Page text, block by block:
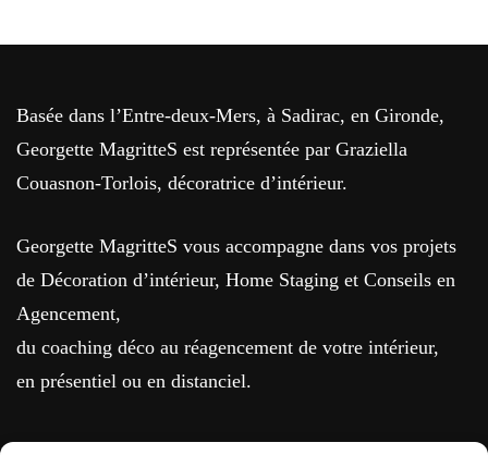
Basée dans l’Entre-deux-Mers, à Sadirac, en Gironde,
Georgette MagritteS est représentée par Graziella
Couasnon-Torlois, décoratrice d’intérieur.
Georgette MagritteS vous accompagne dans vos projets
de Décoration d’intérieur, Home Staging et Conseils en
Agencement,
du coaching déco au réagencement de votre intérieur,
en présentiel ou en distanciel.